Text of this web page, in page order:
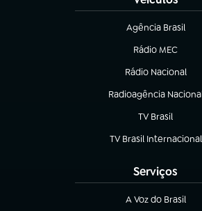
Agência Brasil
(abre em nova aba)
Rádio MEC
Rádio Nacional
(abre em nova aba)
Radioagência
(abre em nova aba)
TV Brasil
(abre em nova
TV Brasil Internacional
(abre em nova aba)
Serviços
A Voz do Brasil
(abre em nova aba)